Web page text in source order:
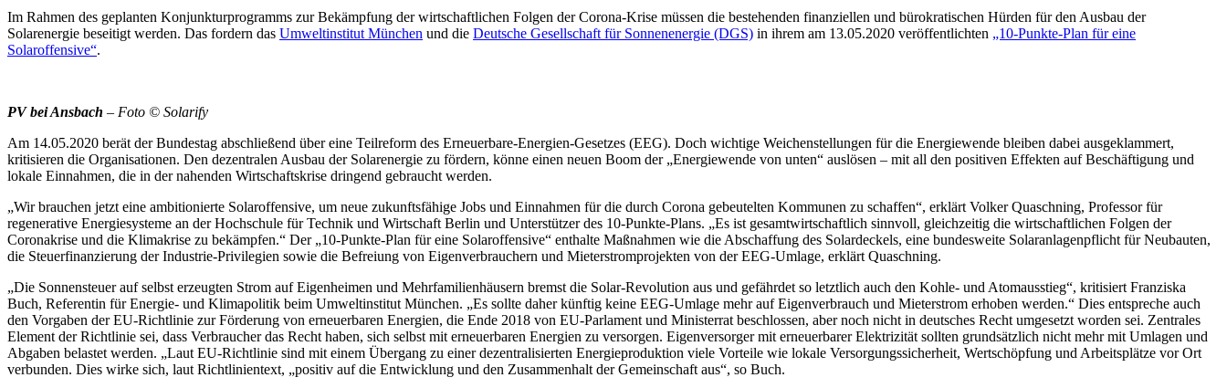
Im Rahmen des geplanten Konjunkturprogramms zur Bekämpfung der wirtschaftlichen Folgen der Corona-Krise müssen die bestehenden finanziellen und bürokratischen Hürden für den Ausbau der
Solarenergie beseitigt werden. Das fordern das Umweltinstitut München und die Deutsche Gesellschaft für Sonnenenergie (DGS) in ihrem am 13.05.2020 veröffentlichten „10-Punkte-Plan für eine
Solaroffensive“.
PV bei Ansbach – Foto © Solarify
Am 14.05.2020 berät der Bundestag abschließend über eine Teilreform des Erneuerbare-Energien-Gesetzes (EEG). Doch wichtige Weichenstellungen für die Energiewende bleiben dabei ausgeklammert,
kritisieren die Organisationen. Den dezentralen Ausbau der Solarenergie zu fördern, könne einen neuen Boom der „Energiewende von unten“ auslösen – mit all den positiven Effekten auf Beschäftigung und
lokale Einnahmen, die in der nahenden Wirtschaftskrise dringend gebraucht werden.
„Wir brauchen jetzt eine ambitionierte Solaroffensive, um neue zukunftsfähige Jobs und Einnahmen für die durch Corona gebeutelten Kommunen zu schaffen“, erklärt Volker Quaschning, Professor für
regenerative Energiesysteme an der Hochschule für Technik und Wirtschaft Berlin und Unterstützer des 10-Punkte-Plans. „Es ist gesamtwirtschaftlich sinnvoll, gleichzeitig die wirtschaftlichen Folgen der
Coronakrise und die Klimakrise zu bekämpfen.“ Der „10-Punkte-Plan für eine Solaroffensive“ enthalte Maßnahmen wie die Abschaffung des Solardeckels, eine bundesweite Solaranlagenpflicht für Neubauten,
die Steuerfinanzierung der Industrie-Privilegien sowie die Befreiung von Eigenverbrauchern und Mieterstromprojekten von der EEG-Umlage, erklärt Quaschning.
„Die Sonnensteuer auf selbst erzeugten Strom auf Eigenheimen und Mehrfamilienhäusern bremst die Solar-Revolution aus und gefährdet so letztlich auch den Kohle- und Atomausstieg“, kritisiert Franziska
Buch, Referentin für Energie- und Klimapolitik beim Umweltinstitut München. „Es sollte daher künftig keine EEG-Umlage mehr auf Eigenverbrauch und Mieterstrom erhoben werden.“ Dies entspreche auch
den Vorgaben der EU-Richtlinie zur Förderung von erneuerbaren Energien, die Ende 2018 von EU-Parlament und Ministerrat beschlossen, aber noch nicht in deutsches Recht umgesetzt worden sei. Zentrales
Element der Richtlinie sei, dass Verbraucher das Recht haben, sich selbst mit erneuerbaren Energien zu versorgen. Eigenversorger mit erneuerbarer Elektrizität sollten grundsätzlich nicht mehr mit Umlagen und
Abgaben belastet werden. „Laut EU-Richtlinie sind mit einem Übergang zu einer dezentralisierten Energieproduktion viele Vorteile wie lokale Versorgungssicherheit, Wertschöpfung und Arbeitsplätze vor Ort
verbunden. Dies wirke sich, laut Richtlinientext, „positiv auf die Entwicklung und den Zusammenhalt der Gemeinschaft aus“, so Buch.